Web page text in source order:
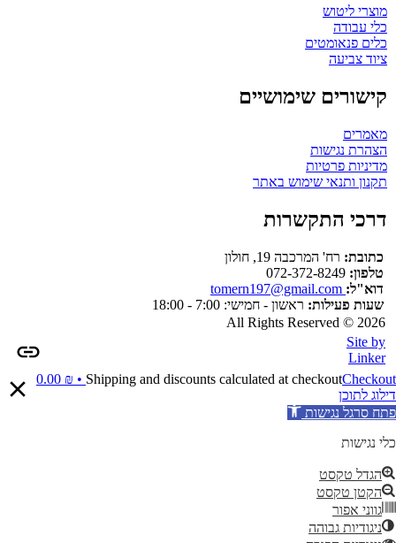
מוצרי ליטוש
כלי עבודה
כלים פנאומטים
ציוד צביעה
קישורים שימושיים
מאמרים
הצהרת נגישות
מדיניות פרטיות
תקנון ותנאי שימוש באתר
דרכי התקשרות
כתובת: רח' המרכבה 19, חולון
טלפון:
דוא"ל:
שעות פעילות: ראשון - חמישי: 7:00 - 18:00
All Rights Reserved © 2026
Site by
Linker
Shipping and discounts calculated at checkoutCheckout •
0.00 ₪
דילוג לתוכן
פתח סרגל נגישות
כלי נגישות
הגדל טקסט
הקטן טקסט
גווני אפור
ניגודיות גבוהה